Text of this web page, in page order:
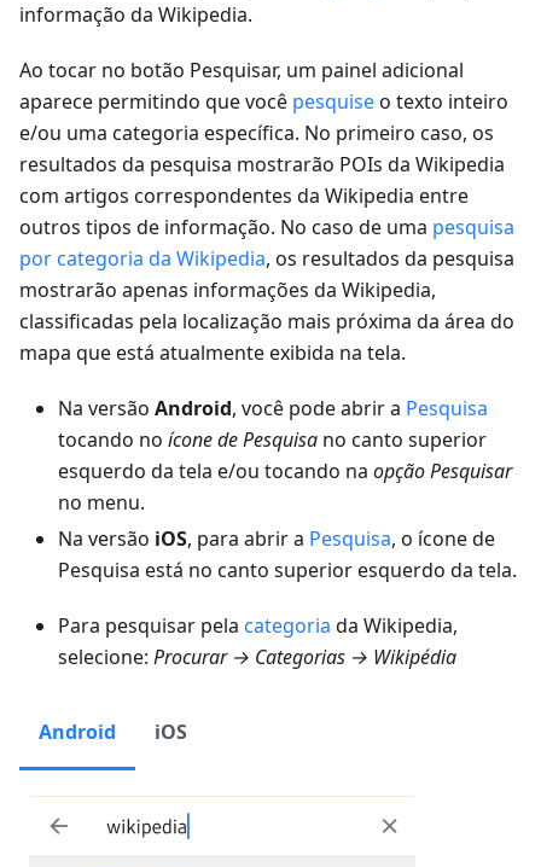
informação da Wikipedia.
Ao tocar no botão Pesquisar, um painel adicional
aparece permitindo que você pesquiseo texto inteiro
e/ou uma categoria específica. No primeiro caso, os
resultados da pesquisa mostrarão POIs da Wikipedia
com artigos correspondentes da Wikipedia entre
outros tipos de informação. No caso de uma pesquisa
por categoria da Wikipedia, os resultados da pesquisa
mostrarão apenas informações da Wikipedia,
classificadas pela localização mais próxima da área do
mapa que está atualmente exibida na tela.
Na versão Android, você pode abrir a Pesquisa
tocando no ícone de Pesquisa no canto superior
esquerdo da tela e/ou tocando na opção Pesquisar
no menu.
Na versão iOS, para abrir a Pesquisa, o ícone de
Pesquisa está no canto superior esquerdo da tela.
Para pesquisar pela categoria da Wikipedia,
selecione: Procurar → Categorias → Wikipédia
Android iOS